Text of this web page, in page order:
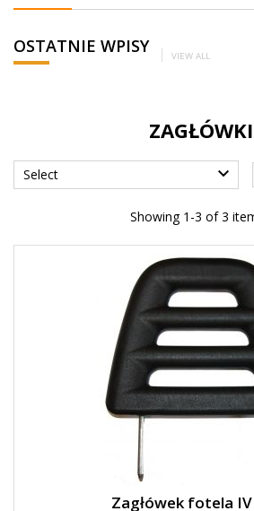
OSTATNIE WPISY VIEW ALL
ZAGŁÓWKI
Select 
Showing 1-3 of 3
Zagłówek fotela